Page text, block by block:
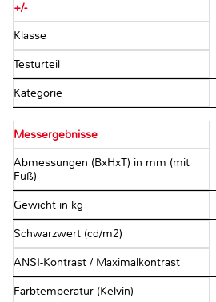
+/-
Klasse
Testurteil
Kategorie
Messergebnisse
Abmessungen (BxHxT) in mm (mit
Fuß)
Gewicht in kg
Schwarzwert (cd/m2)
ANSI-Kontrast / Maximalkontrast
Farbtemperatur (Kelvin)